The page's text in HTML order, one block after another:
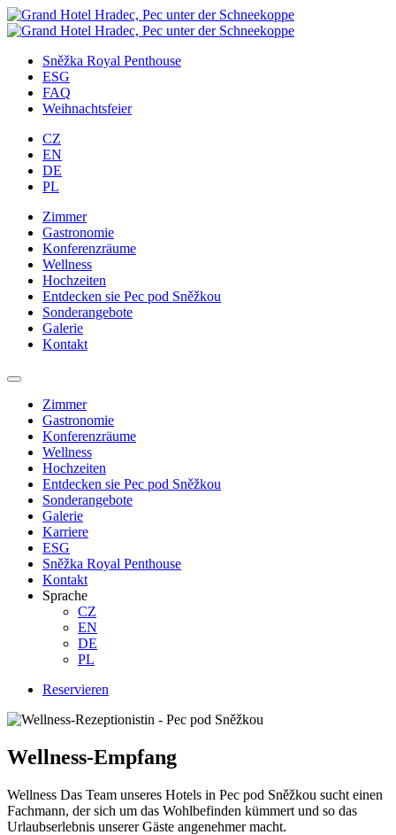
Zum
Inhalt
Sněžka Royal Penthouse
ESG
FAQ
Weihnachtsfeier
CZ
EN
DE
PL
Zimmer
Gastronomie
Konferenzräume
Wellness
Hochzeiten
Entdecken sie Pec pod Sněžkou
Sonderangebote
Galerie
Kontakt
Zimmer
Gastronomie
Konferenzräume
Wellness
Hochzeiten
Entdecken sie Pec pod Sněžkou
Sonderangebote
Galerie
Karriere
ESG
Sněžka Royal Penthouse
Kontakt
Sprache
CZ
EN
DE
PL
Reservieren
Wellness-Empfang
Wellness Das Team unseres Hotels in Pec pod Sněžkou sucht einen
Fachmann, der sich um das Wohlbefinden kümmert und so das
Urlaubserlebnis unserer Gäste angenehmer macht.